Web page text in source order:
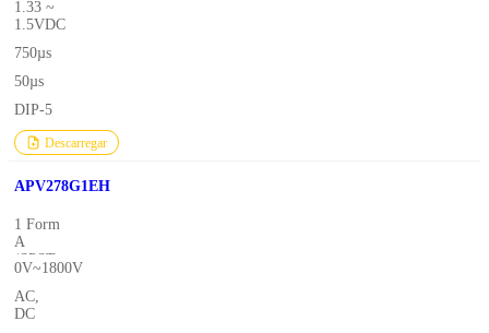
1.33 ~
1.5VDC
750µs
50µs
DIP-5
Descarregar
APV278G1EH
1 Form
A
(SPST-
NO)
0V~1800V
AC,
DC